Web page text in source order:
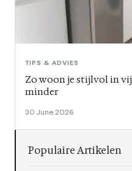
TIPS & ADVIES
Zo woon je stijlvol in
minder
30 June 2026
Populaire Artikelen